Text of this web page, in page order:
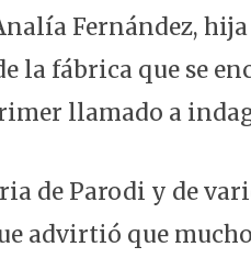
Fernández,
la fábrica que se
llamado a
de Parodi y de
advirtió que